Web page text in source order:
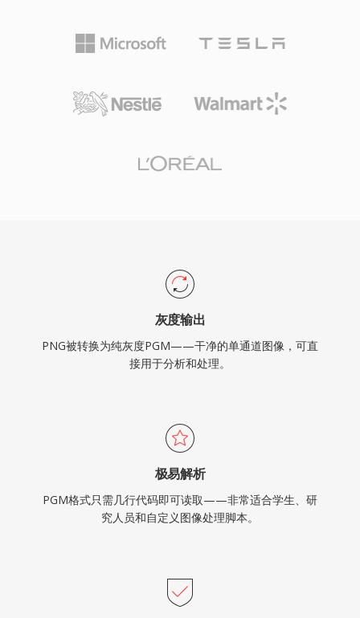
灰度输出
PNG被转换为纯灰度PGM——干净的单通道图像，可直
接用于分析和处理。
极易解析
PGM格式只需几行代码即可读取——非常适合学生、研
究人员和自定义图像处理脚本。